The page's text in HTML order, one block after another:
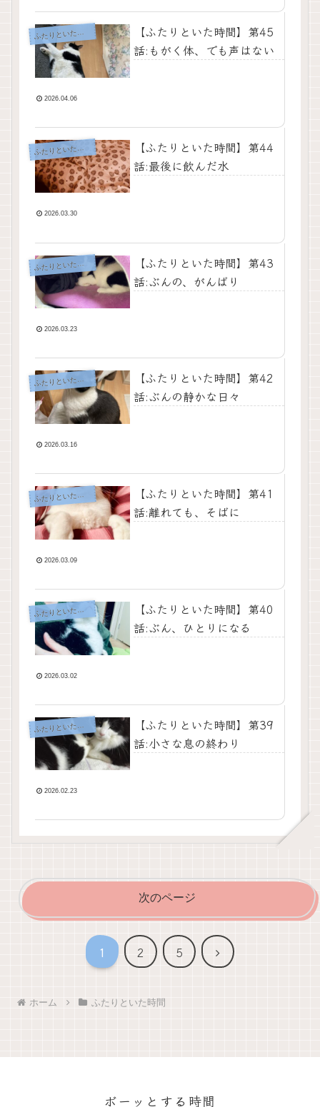
ふ
たりといた時間
【ふたりといた時間】第45
話:もがく体、でも声はない
2026.04.06
ふ
たりといた時間
【ふたりといた時間】第44
話:最後に飲んだ水
2026.03.30
ふ
たりといた時間
【ふたりといた時間】第43
話:ぶんの、がんばり
2026.03.23
ふ
たりといた時間
【ふたりといた時間】第42
話:ぶんの静かな日々
2026.03.16
ふ
たりといた時間
【ふたりといた時間】第41
話:離れても、そばに
2026.03.09
ふ
たりといた時間
【ふたりといた時間】第40
話:ぶん、ひとりになる
2026.03.02
ふ
たりといた時間
【ふたりといた時間】第39
話:小さな息の終わり
2026.02.23
次のページ
1 2 5
次
ホーム ふたりといた時間
ボーッとする時間